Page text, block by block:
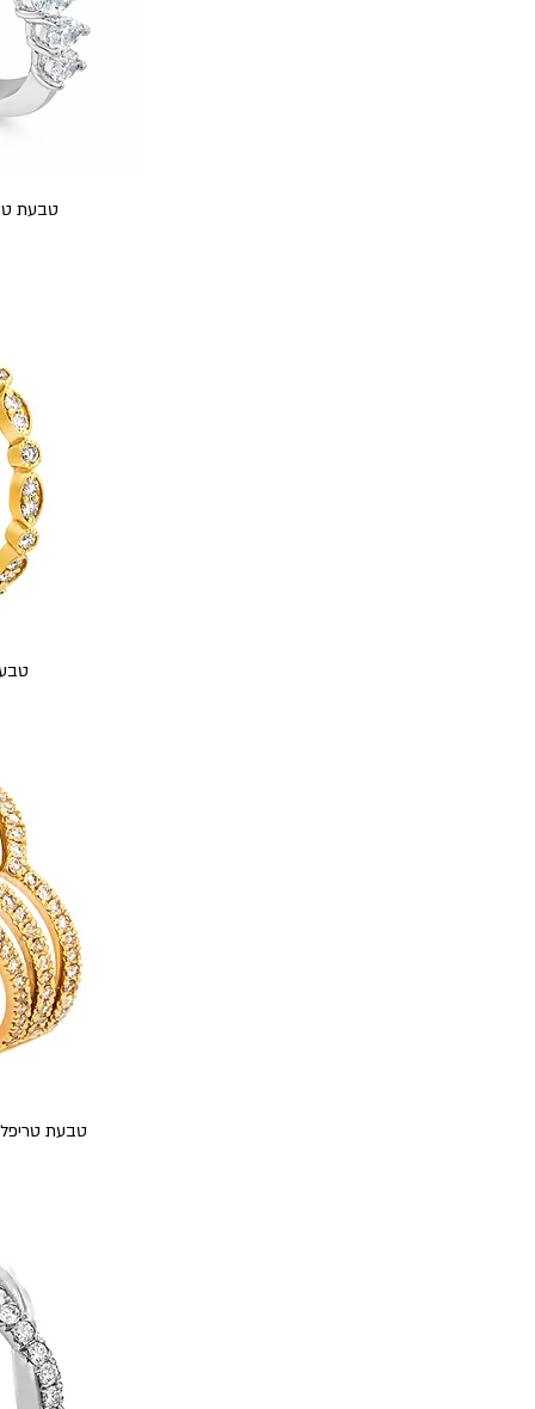
טבעת טיפות 1.00 קראט
טבעת 0.50 קראט
טבעת טריפל וי 0.60 קראט יהלומים